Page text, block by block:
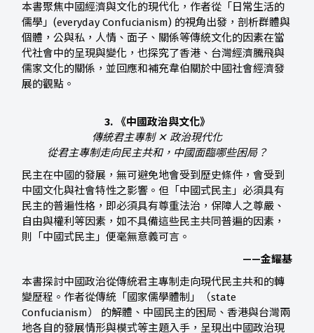
本書聚焦中國經濟與文化的現代化，作者從「日常生活的
儒學」(everyday Confucianism) 的視角出發，剖析群體與
個體，公與私，人情、面子、關係等傳統文化的因素在當
代社會中的呈現與變化，也探究了香港、台灣經濟騰飛與
儒家文化的關係，並回應和補充韋伯關於中國社會經濟發
展的觀點。
3. 《中國政治與文化》
傳統君主專制 ✕ 政治現代化
從君主專制走向民主共和，中國面臨哪些困局？
民主在中國的發展，無可避免地會受到歷史條件，會受到
中國文化與社會特性之影響。但「中國式民主」必須具有
民主的普遍性格，即必須具有尊重法治，保障人之尊嚴、
自由與權利等因素，如不具備這些民主共同普遍的因素，
則「中國式民主」便毫無意義可言。
——金耀基
本書探討中國政治從傳統君主專制走向現代民主共和的轉
變歷程。作者從傳統「國家儒學體制」（state
Confucianism） 的解體、中國民主的困局、香港與台灣兩
地各自的發展情形與模式等主題入手，呈現出中國政治現